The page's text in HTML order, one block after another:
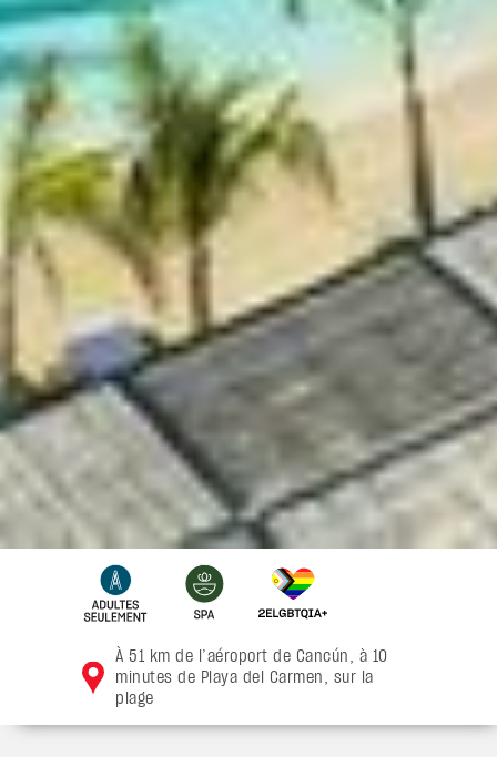
À 51 km de l’aéroport de Cancún, à 10
minutes de Playa del Carmen, sur la
plage